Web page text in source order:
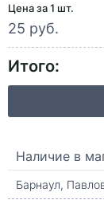
Цена за 1 шт.
25 руб.
Итого:
Наличие в
Барнаул,